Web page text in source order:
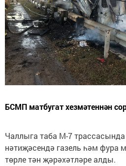
БСМП матбугат хезмәтеннән
Чаллыга таба М-7
нәтиҗәсендә газель һәм
төрле тән җәрәхәтләре алды.